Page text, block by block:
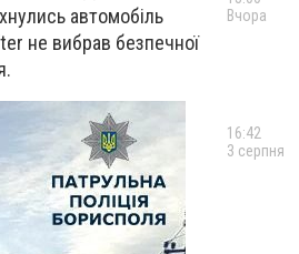
автомобіль
не вибрав безпечної
Вчора
16:42
3 серпня